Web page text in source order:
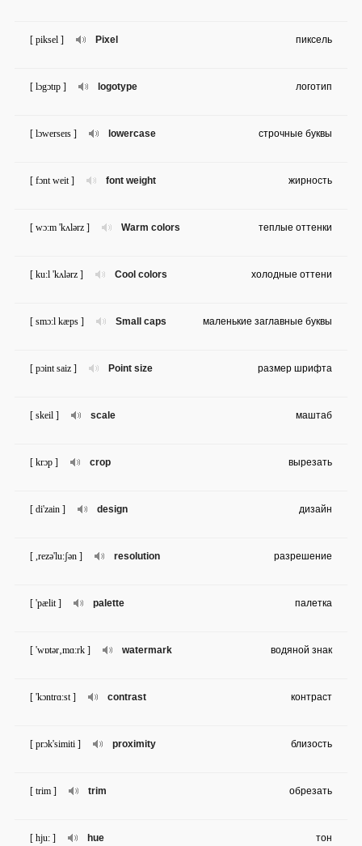
Pixel
[ piksel ] пиксель
logotype
[ lɔgɔtɪp ] логотип
lowercase
[ lɔwerseɪs ] строчные буквы
font weight
[ fɔnt weit ] жирность
Warm colors
[ wɔ:m 'kʌlərz ] теплые оттенки
Cool colors
[ ku:l 'kʌlərz ] холодные оттени
Small caps
[ smɔ:l kæps ] маленькие заглавные буквы
Point size
[ pɔint saiz ] размер шрифта
scale
[ skeil ] маштаб
crop
[ krɔp ] вырезать
design
[ di'zain ] дизайн
resolution
[ ,rezə'lu:ʃən ] разрешение
palette
[ 'pælit ] палетка
watermark
[ 'wɒtər‚mɑ:rk ] водяной знак
contrast
[ 'kɔntrɑ:st ] контраст
proximity
[ prɔk'simiti ] близость
trim
[ trim ] обрезать
hue
[ hju: ] тон